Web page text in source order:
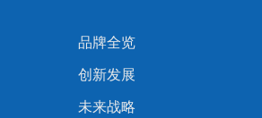
品牌全览
创新发展
未来战略